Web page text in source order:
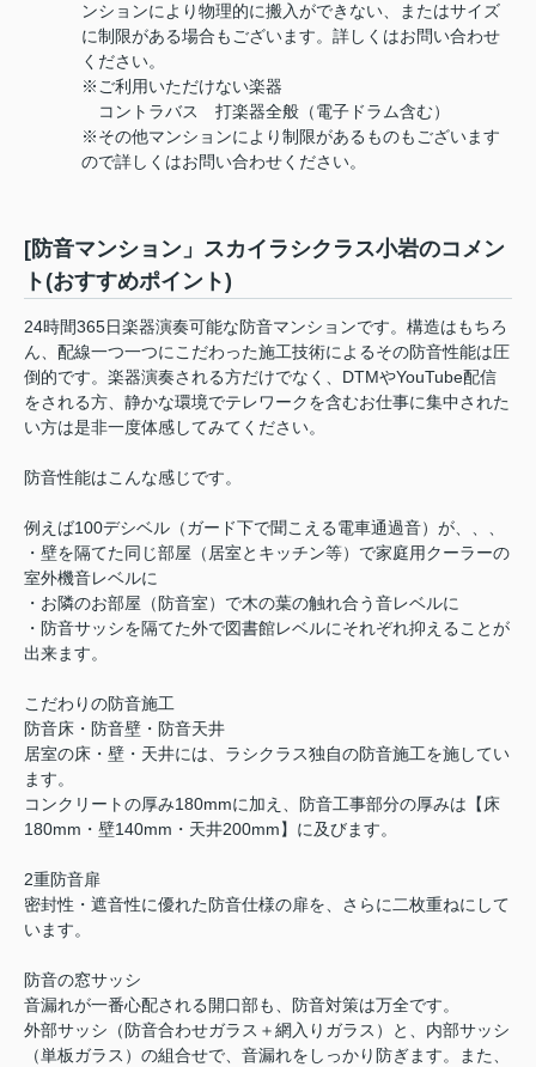
ンションにより物理的に搬入ができない、またはサイズ
に制限がある場合もございます。詳しくはお問い合わせ
ください。
※ご利用いただけない楽器
コントラバス 打楽器全般（電子ドラム含む）
※その他マンションにより制限があるものもございます
ので詳しくはお問い合わせください。
[防音マンション」スカイラシクラス小岩のコメン
ト(おすすめポイント)
24時間365日楽器演奏可能な防音マンションです。構造はもちろ
ん、配線一つ一つにこだわった施工技術によるその防音性能は圧
倒的です。楽器演奏される方だけでなく、DTMやYouTube配信
をされる方、静かな環境でテレワークを含むお仕事に集中された
い方は是非一度体感してみてください。
防音性能はこんな感じです。
例えば100デシベル（ガード下で聞こえる電車通過音）が、、、
・壁を隔てた同じ部屋（居室とキッチン等）で家庭用クーラーの
室外機音レベルに
・お隣のお部屋（防音室）で木の葉の触れ合う音レベルに
・防音サッシを隔てた外で図書館レベルにそれぞれ抑えることが
出来ます。
こだわりの防音施工
防音床・防音壁・防音天井
居室の床・壁・天井には、ラシクラス独自の防音施工を施してい
ます。
コンクリートの厚み180mmに加え、防音工事部分の厚みは【床
180mm・壁140mm・天井200mm】に及びます。
2重防音扉
密封性・遮音性に優れた防音仕様の扉を、さらに二枚重ねにして
います。
防音の窓サッシ
音漏れが一番心配される開口部も、防音対策は万全です。
外部サッシ（防音合わせガラス＋網入りガラス）と、内部サッシ
（単板ガラス）の組合せで、音漏れをしっかり防ぎます。また、